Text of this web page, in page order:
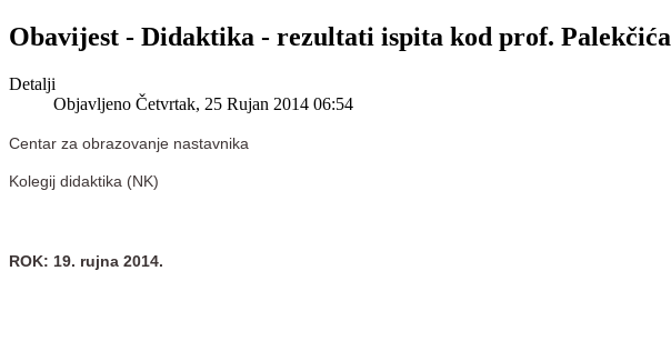
Obavijest - Didaktika - rezultati ispita kod prof. Palekčića
Detalji
Objavljeno Četvrtak, 25 Rujan 2014 06:54
Centar za obrazovanje nastavnika
Kolegij didaktika (NK)
ROK: 19. rujna 2014.